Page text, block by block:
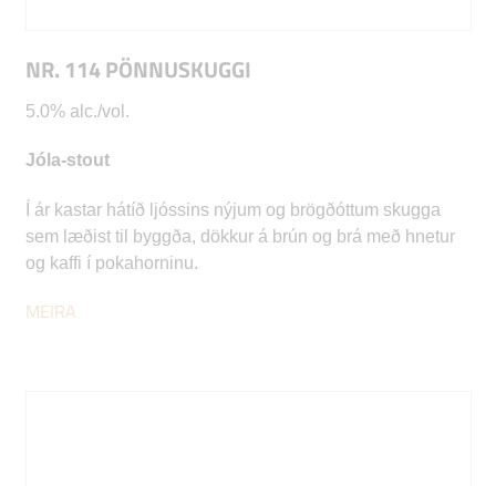
NR. 114 PÖNNUSKUGGI
5.0% alc./vol.
Jóla-stout
Í ár kastar hátíð ljóssins nýjum og brögðóttum skugga
sem læðist til byggða, dökkur á brún og brá með hnetur
og kaffi í pokahorninu.
MEIRA